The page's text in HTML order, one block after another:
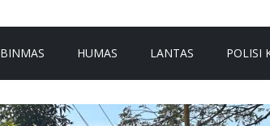
BINMAS HUMAS LANTAS POLISI